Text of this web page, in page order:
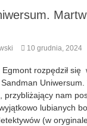
10 grudnia, 2024
rozpędził się
Uniwersum.
przybliżający nam
lubianych
(w